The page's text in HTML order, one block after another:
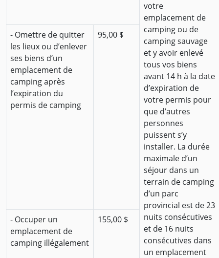
votre
emplacement de
camping ou de
camping sauvage
et y avoir enlevé
tous vos biens
avant 14 h à la date
d’expiration de
votre permis pour
que d’autres
personnes
puissent s’y
installer. La durée
maximale d’un
séjour dans un
terrain de camping
d’un parc
provincial est de 23
nuits consécutives
et de 16 nuits
consécutives dans
un emplacement
- Omettre de quitter
les lieux ou d’enlever
ses biens d’un
emplacement de
camping après
l’expiration du
permis de camping
95,00 $
- Occuper un
emplacement de
camping illégalement
155,00 $